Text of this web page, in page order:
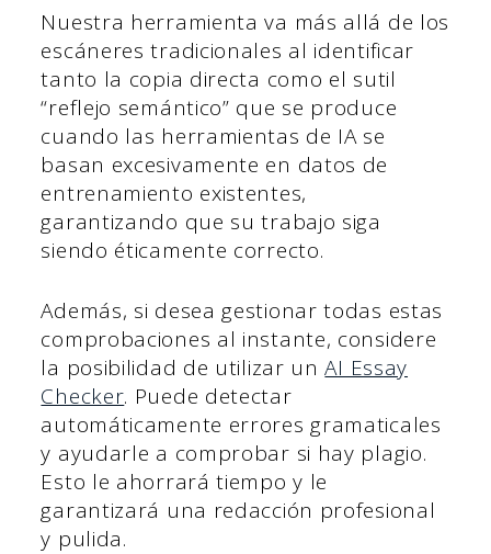
Nuestra herramienta va más allá de los
escáneres tradicionales al identificar
tanto la copia directa como el sutil
“reflejo semántico” que se produce
cuando las herramientas de IA se
basan excesivamente en datos de
entrenamiento existentes,
garantizando que su trabajo siga
siendo éticamente correcto.
Además, si desea gestionar todas estas
comprobaciones al instante, considere
la posibilidad de utilizar unAI Essay
Checker. Puede detectar
automáticamente errores gramaticales
y ayudarle a comprobar si hay plagio.
Esto le ahorrará tiempo y le
garantizará una redacción profesional
y pulida.